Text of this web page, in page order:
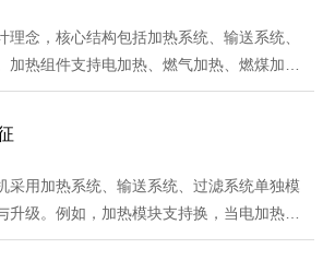
理念，核心结构包括加热系统、输送系统、
加热组件支持电加热、燃气加热、燃煤加热
源形式，满足不同生产场景需求。输送系统
通过智能数字显示温控器实现精细控温，误
采用加热系统、输送系统、过滤系统单独模
升级。例如，加热模块支持换，当电加热管
钟内完成替换；过滤模块采用可拆卸滤网，